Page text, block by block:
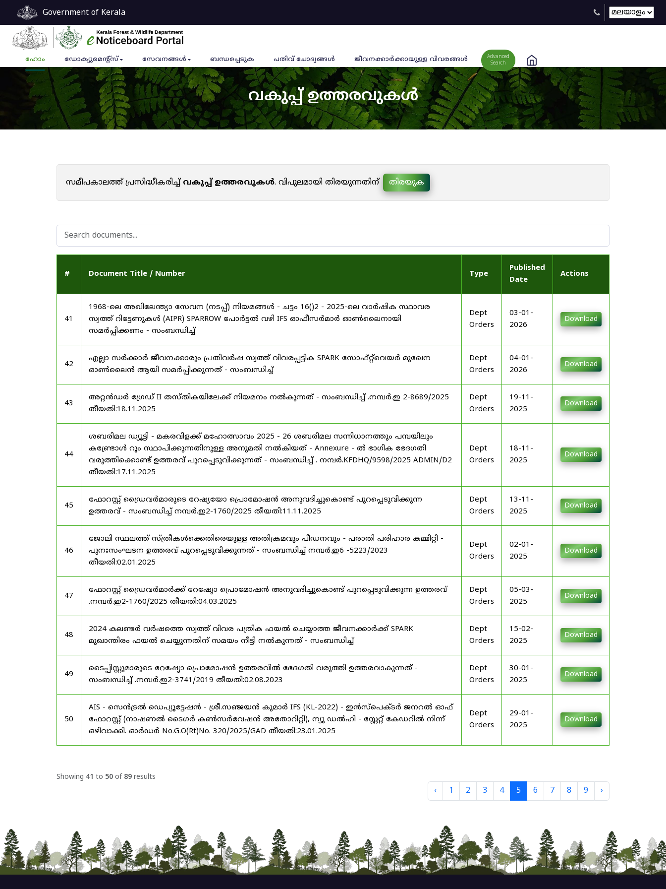
Government of Kerala
ഹോം ഡോക്യുമെൻ്റ്സ് സേവനങ്ങൾ ബന്ധപ്പെടുക പതിവ് ചോദ്യങ്ങൾ ജീവനക്കാര്‍ക്കായുള്ള വിവരങ്ങള്‍
Advanced
Search
വകുപ്പ് ഉത്തരവുകൾ
സമീപകാലത്ത് പ്രസിദ്ധീകരിച്ച്വകുപ്പ് ഉത്തരവുകൾ. വിപുലമായി തിരയുന്നതിന് തിരയുക
# Document Title / Number Type
Published
Date
Actions
41
1968-ലെ അഖിലേന്ത്യാ സേവന (നടപ്പ്) നിയമങ്ങൾ - ചട്ടം 16()2 - 2025-ലെ വാർഷിക സ്ഥാവര
സ്വത്ത് റിട്ടേണുകൾ (AIPR) SPARROW പോർട്ടൽ വഴി IFS ഓഫീസർമാർ ഓൺലൈനായി
സമർപ്പിക്കണം - സംബന്ധിച്ച്
Dept
Orders
03-01-
2026
Download
42
എല്ലാ സർക്കാർ ജീവനക്കാരും പ്രതിവർഷ സ്വത്ത് വിവരപ്പട്ടിക SPARK സോഫ്റ്റ്‌വെയർ മുഖേന
ഓൺലൈൻ ആയി സമർപ്പിക്കുന്നത് - സംബന്ധിച്ച്
Dept
Orders
04-01-
2026
Download
43
അറ്റൻഡർ ഗ്രേഡ് II തസ്തികയിലേക്ക് നിയമനം നൽകുന്നത് - സംബന്ധിച്ച് .നമ്പർ.ഇ 2-8689/2025
തീയതി:18.11.2025
Dept
Orders
19-11-
2025
Download
44
ശബരിമല ഡ്യൂട്ടി - മകരവിളക്ക് മഹോത്സാവം 2025 - 26 ശബരിമല സന്നിധാനത്തും പമ്പയിലും
കണ്ട്രോൾ റൂം സ്ഥാപിക്കുന്നതിനുള്ള അനുമതി നൽകിയത് - Annexure - ൽ ഭാഗിക ഭേദഗതി
വരുത്തിക്കൊണ്ട് ഉത്തരവ് പുറപ്പെടുവിക്കുന്നത് - സംബന്ധിച്ച് . നമ്പർ.KFDHQ/9598/2025 ADMIN/D2
തീയതി:17.11.2025
Dept
Orders
18-11-
2025
Download
45
ഫോറസ്റ്റ് ഡ്രൈവർമാരുടെ റേഷ്യയോ പ്രൊമോഷൻ അനുവദിച്ചുകൊണ്ട് പുറപ്പെടുവിക്കുന്ന
ഉത്തരവ് - സംബന്ധിച്ച് നമ്പർ.ഇ2-1760/2025 തീയതി:11.11.2025
Dept
Orders
13-11-
2025
Download
46
ജോലി സ്ഥലത്ത് സ്ത്രീകൾക്കെതിരെയുള്ള അതിക്രമവും പീഡനവും - പരാതി പരിഹാര കമ്മിറ്റി -
പുനഃസംഘടന ഉത്തരവ് പുറപ്പെടുവിക്കുന്നത് - സംബന്ധിച്ച് നമ്പർ.ഇ6 -5223/2023
തീയതി:02.01.2025
Dept
Orders
02-01-
2025
Download
47
ഫോറസ്റ്റ് ഡ്രൈവർമാർക്ക് റേഷേൃാ പ്രൊമോഷൻ അനുവദിച്ചുകൊണ്ട് പുറപ്പെടുവിക്കുന്ന ഉത്തരവ്
.നമ്പർ.ഇ2-1760/2025 തീയതി:04.03.2025
Dept
Orders
05-03-
2025
Download
48
2024 കലണ്ടർ വർഷത്തെ സ്വത്ത് വിവര പത്രിക ഫയൽ ചെയ്യാത്ത ജീവനക്കാർക്ക് SPARK
മുഖാന്തിരം ഫയൽ ചെയ്യുന്നതിന് സമയം നീട്ടി നൽകുന്നത് - സംബന്ധിച്ച്
Dept
Orders
15-02-
2025
Download
49
ടൈപ്പിസ്റ്റുമാരുടെ റേഷേൃാ പ്രൊമോഷൻ ഉത്തരവിൽ ഭേദഗതി വരുത്തി ഉത്തരവാകുന്നത് -
സംബന്ധിച്ച് .നമ്പർ.ഇ2-3741/2019 തീയതി:02.08.2023
Dept
Orders
30-01-
2025
Download
50
AIS - സെൻട്രൽ ഡെപ്യൂട്ടേഷൻ - ശ്രീ.സഞ്ജയൻ കുമാർ IFS (KL-2022) - ഇൻസ്പെക്ടർ ജനറൽ ഓഫ്
ഫോറസ്റ്റ് (നാഷണൽ ടൈഗർ കൺസർവേഷൻ അതോറിറ്റി), ന്യൂ ഡൽഹി - സ്റ്റേറ്റ് കേഡറിൽ നിന്ന്
ഒഴിവാക്കി. ഓർഡർ No.G.O(Rt)No. 320/2025/GAD തീയതി:23.01.2025
Dept
Orders
29-01-
2025
Download
Showing 41 to 50 of 89 results
‹ 1 2 3 4 5 6 7 8 9 ›